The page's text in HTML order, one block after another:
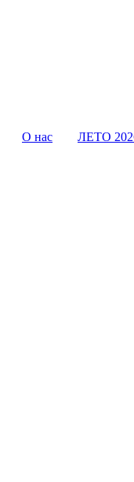
О нас ЛЕТО